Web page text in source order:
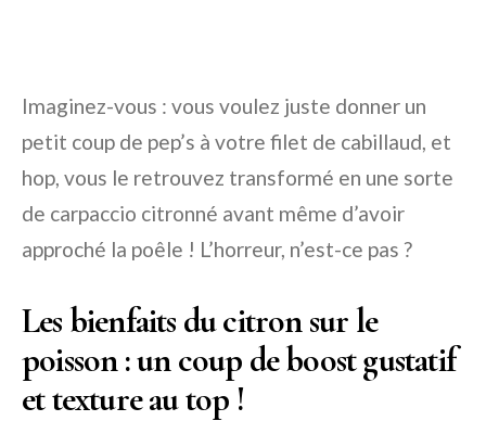
Imaginez-vous : vous voulez juste donner un
petit coup de pep’s à votre filet de cabillaud, et
hop, vous le retrouvez transformé en une sorte
de carpaccio citronné avant même d’avoir
approché la poêle ! L’horreur, n’est-ce pas ?
Les bienfaits du citron sur le
poisson : un coup de boost gustatif
et texture au top !